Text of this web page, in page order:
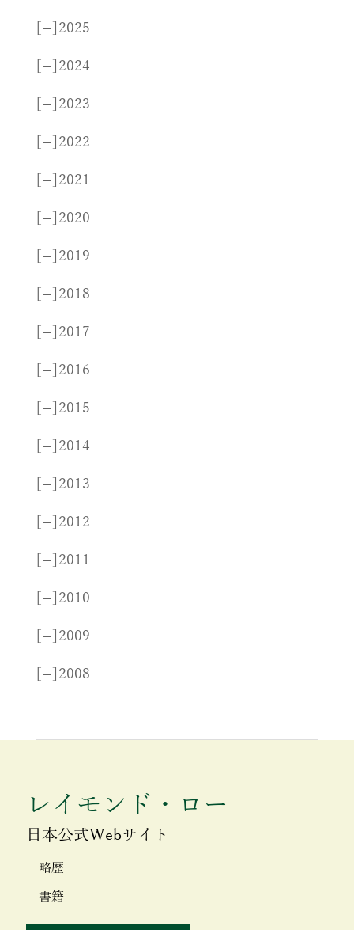
[+] 2025
[+] 2024
[+] 2023
[+] 2022
[+] 2021
[+] 2020
[+] 2019
[+] 2018
[+] 2017
[+] 2016
[+] 2015
[+] 2014
[+] 2013
[+] 2012
[+] 2011
[+] 2010
[+] 2009
[+] 2008
レイモンド・ロー
日本公式Webサイト
略歴
書籍